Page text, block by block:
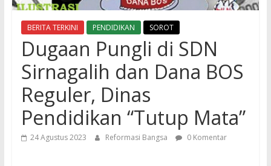
BERITA TERKINI PENDIDIKAN SOROT
Dugaan Pungli di SDN
Sirnagalih dan Dana BOS
Reguler, Dinas
Pendidikan “Tutup Mata”
24 Agustus 2023 Reformasi Bangsa 0 Komentar